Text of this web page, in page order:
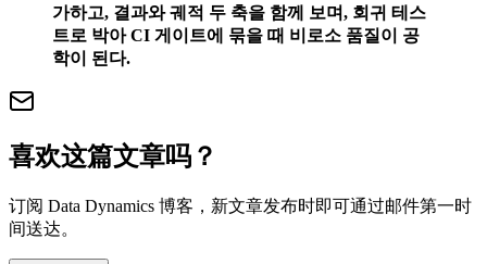
가하고, 결과와 궤적 두 축을 함께 보며, 회귀 테스
트로 박아 CI 게이트에 묶을 때 비로소 품질이 공
학이 된다.
喜欢这篇文章吗？
订阅 Data Dynamics 博客，新文章发布时即可通过邮件第一时
间送达。